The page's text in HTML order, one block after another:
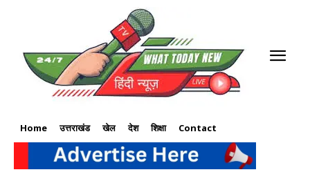
Home उत्तराखंड खेल देश शिक्षा Contact